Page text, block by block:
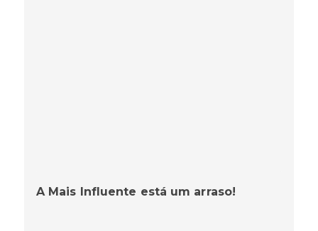
A Mais Influente está um arraso!